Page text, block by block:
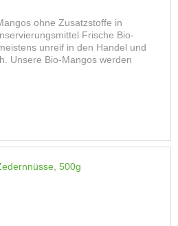
ohne Zusatzstoffe in
Frische Bio-
unreif in den Handel und
Unsere Bio-Mangos werden